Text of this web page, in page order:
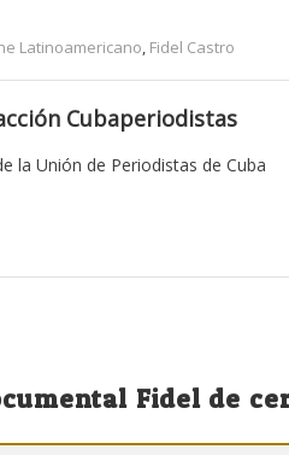
Latinoamericano, Fidel Castro
Cubaperiodistas
la Unión de Periodistas de Cuba
Fidel de